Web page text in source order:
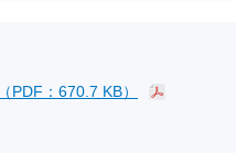
PDF：670.7 KB）